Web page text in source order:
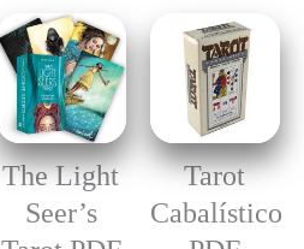
The Light
Seer’s
Tarot
Cabalístico